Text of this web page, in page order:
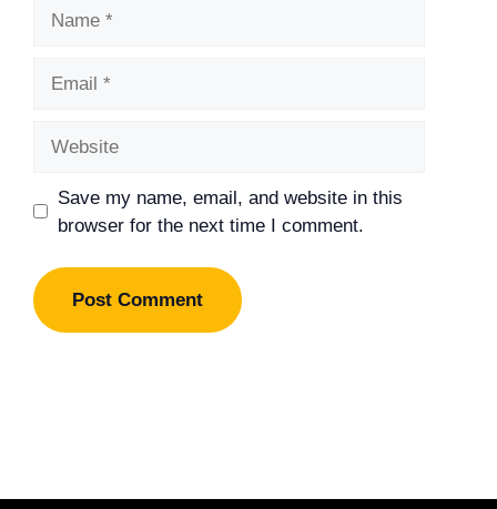
Save my name, email, and website in this
browser for the next time I comment.